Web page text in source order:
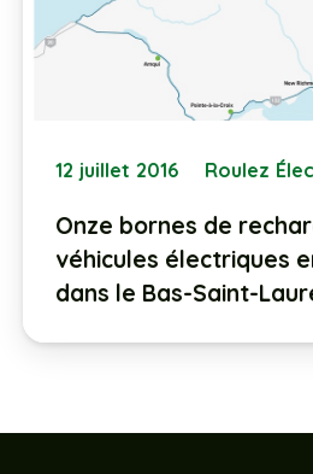
12 juillet 2016 Roulez
Onze bornes de
véhicules électriques
dans le Bas-Saint-